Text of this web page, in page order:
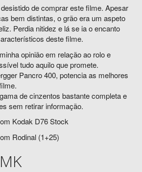
de comprar este filme. Apesar
bem distintas, o grão era um aspeto
Perdia nitidez e lá se ia o encanto
deste filme.
opinião em relação ao rolo e
tudo aquilo que promete.
Pancro 400, potencia as melhores
de cinzentos bastante completa e
sem retirar informação.
Kodak D76 Stock
Rodinal (1+25)